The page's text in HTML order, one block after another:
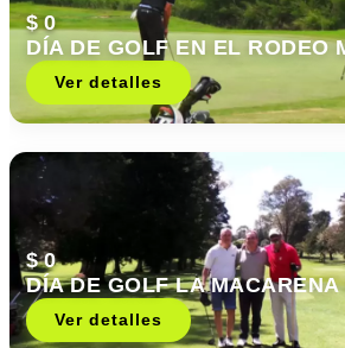
$ 0
DÍA DE GOLF EN EL RODEO
Ver detalles
$ 0
DÍA DE GOLF LA MACARENA
Ver detalles